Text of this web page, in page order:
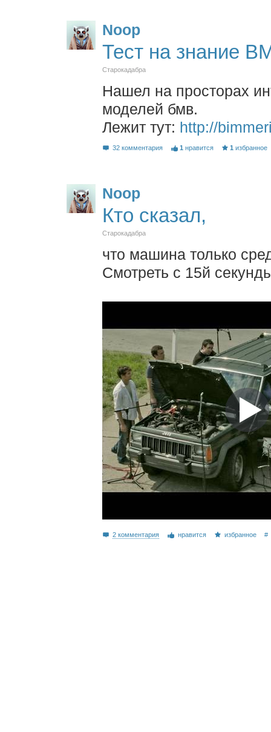
Noop
Тест на знание
Старокадабра
Нашел на просторах
моделей бмв.
Лежит тут: http://
32 комментария 1 нравится 1 избранное
Noop
Кто сказал,
Старокадабра
что машина только
Смотреть с 15й
2 комментария нравится избранное #